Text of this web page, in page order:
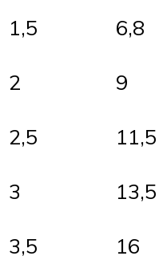
1,5
6,8
2
9
2,5
11,5
3
13,5
3,5
16